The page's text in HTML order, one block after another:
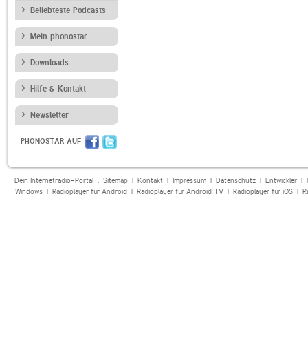
Beliebteste Podcasts
Mein phonostar
Downloads
Hilfe & Kontakt
Newsletter
PHONOSTAR AUF
Dein Internetradio-Portal : Sitemap| Kontakt| Impressum| Datenschutz| Entwickler|
Windows| Radioplayer für Android| Radioplayer für Android TV| Radioplayer für iOS|